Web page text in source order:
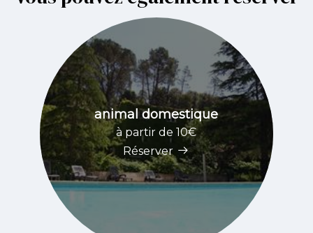
animal domestique
à partir de 10€
Réserver